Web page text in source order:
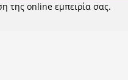
της online εμπειρία σας.